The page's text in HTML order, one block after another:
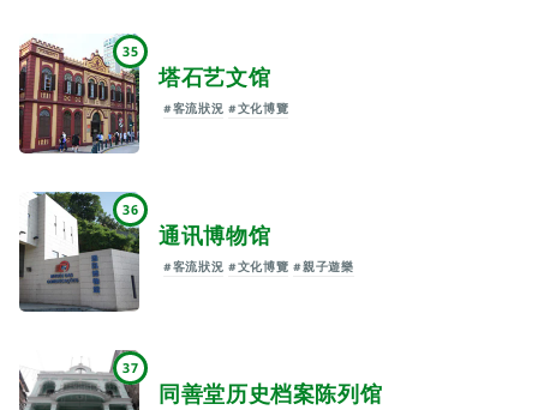
35
塔石艺文馆
#客流狀況 #文化博覽
36
通讯博物馆
#客流狀況 #文化博覽 #親子遊樂
37
同善堂历史档案陈列馆